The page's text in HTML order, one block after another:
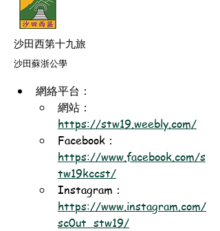
沙田西第十九旅
沙田蘇浙公學
網絡平台：
網站：
https://stw19.weebly.com/
Facebook：
https://www.facebook.com/s
tw19kccst/
Instagram：
https://www.instagram.com/
sc0ut_stw19/